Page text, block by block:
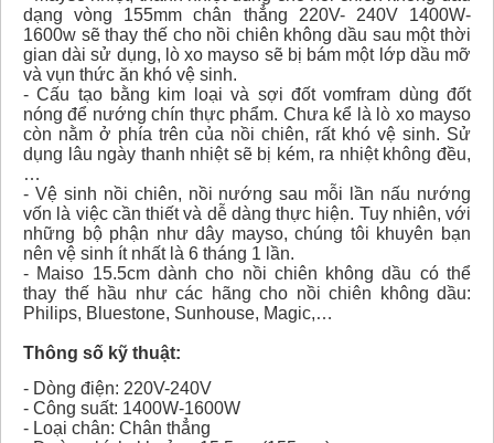
dạng vòng 155mm chân thẳng 220V- 240V 1400W-
1600w sẽ thay thế cho nồi chiên không dầu sau một thời
gian dài sử dụng, lò xo mayso sẽ bị bám một lớp dầu mỡ
và vụn thức ăn khó vệ sinh.
- Cấu tạo bằng kim loại và sợi đốt vomfram dùng đốt
nóng để nướng chín thực phẩm. Chưa kể là lò xo mayso
còn nằm ở phía trên của nồi chiên, rất khó vệ sinh. Sử
dụng lâu ngày thanh nhiệt sẽ bị kém, ra nhiệt không đều,
…
- Vệ sinh nồi chiên, nồi nướng sau mỗi lần nấu nướng
vốn là việc cần thiết và dễ dàng thực hiện. Tuy nhiên, với
những bộ phận như dây mayso, chúng tôi khuyên bạn
nên vệ sinh ít nhất là 6 tháng 1 lần.
- Maiso 15.5cm dành cho nồi chiên không dầu có thể
thay thế hầu như các hãng cho nồi chiên không dầu:
Philips, Bluestone, Sunhouse, Magic,…
Thông số kỹ thuật:
- Dòng điện: 220V-240V
- Công suất: 1400W-1600W
- Loại chân: Chân thẳng